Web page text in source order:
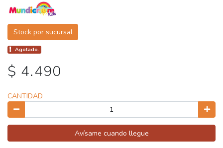
Stock por sucursal
Agotado.
$ 4.490
CANTIDAD
Avísame cuando llegue